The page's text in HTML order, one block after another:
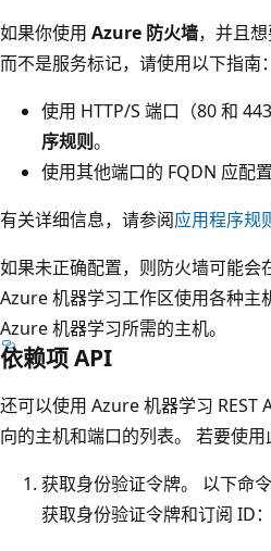
如果你使用 Azure 防火墙，并且
而不是服务标记，请使用以下指南：
使用 HTTP/S 端口（80 和
序规则。
使用其他端口的 FQDN 应配
有关详细信息，请参阅应用程序规
如果未正确配置，则防火墙可能会
Azure 机器学习工作区使用各种主
Azure 机器学习所需的主机。
依赖项 API
还可以使用 Azure 机器学习 REST
向的主机和端口的列表。 若要使用
获取身份验证令牌。 以下命
获取身份验证令牌和订阅 ID：